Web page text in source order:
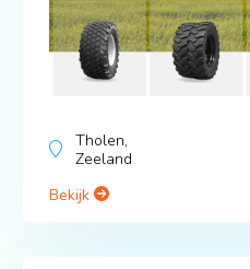
Tholen,
Zeeland
Bekijk